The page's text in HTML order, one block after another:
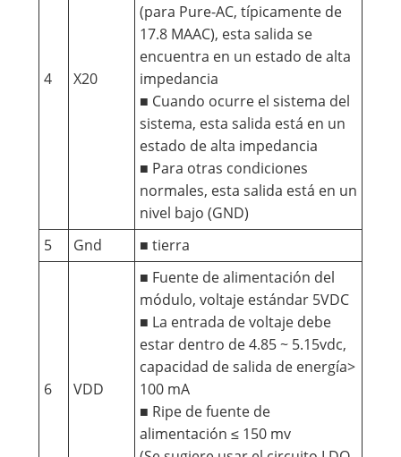
4 X20
(para Pure-AC, típicamente de
17.8 MAAC), esta salida se
encuentra en un estado de alta
impedancia
■ Cuando ocurre el sistema del
sistema, esta salida está en un
estado de alta impedancia
■ Para otras condiciones
normales, esta salida está en un
nivel bajo (GND)
5
Gnd ■ tierra
6 VDD
■ Fuente de alimentación del
módulo, voltaje estándar 5VDC
■ La entrada de voltaje debe
estar dentro de 4.85 ~ 5.15vdc,
capacidad de salida de energía>
100 mA
■ Ripe de fuente de
alimentación ≤ 150 mv